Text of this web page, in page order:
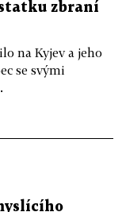
zbraní
na Kyjev a jeho
se svými